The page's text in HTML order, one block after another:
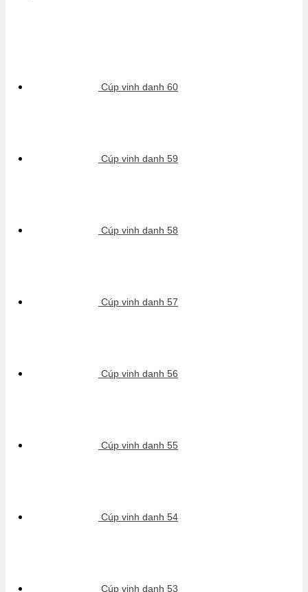
Cúp vinh danh 60
Cúp vinh danh 59
Cúp vinh danh 58
Cúp vinh danh 57
Cúp vinh danh 56
Cúp vinh danh 55
Cúp vinh danh 54
Cúp vinh danh 53